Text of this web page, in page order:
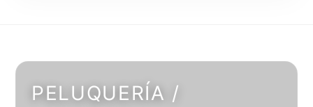
PELUQUERÍA /